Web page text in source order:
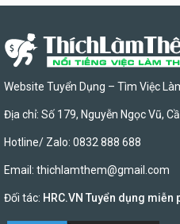
Website Tuyển Dụng – Tìm Việc
Địa chỉ: Số 179, Nguyễn Ngọc Vũ,
Hotline/ Zalo: 0832 888 688
Email: thichlamthem@gmail.com
Đối tác: HRC.VN Tuyển dụng miễn